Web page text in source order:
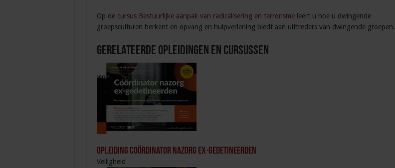
Op de cursus Bestuurlijke aanpak van radicalisering en terrorismeleert u hoe u dwingende
groepsculturen herkent en opvang en hulpverlening biedt aan uittreders van dwingende groepen.
Gerelateerde Opleidingen en Cursussen
Opleiding Coördinator nazorg ex-gedetineerden
Veiligheid